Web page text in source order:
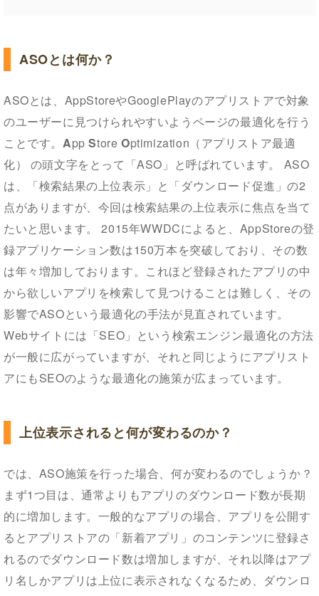
ASOとは何か？
ASOとは、AppStoreやGooglePlayのアプリストアで対象
のユーザーに見つけられやすいようページの最適化を行う
ことです。 AppStoreOptimization（アプリストア最適
化） の頭文字をとって「ASO」と呼ばれています。 ASO
は、「検索結果の上位表示」と「ダウンロード促進」の2
点がありますが、今回は検索結果の上位表示に焦点を当て
たいと思います。 2015年WWDCによると、AppStoreの登
録アプリケーション数は150万本を突破しており、その数
は年々増加しております。これほど登録されたアプリの中
から欲しいアプリを検索して見つけることは難しく、その
影響でASOという最適化の手法が見直されています。
Webサイトには「SEO」という検索エンジン最適化の方法
が一般に広がっていますが、それと同じようにアプリスト
アにもSEOのような最適化の施策が広まっています。
上位表示されると何が変わるのか？
では、ASO施策を行った場合、何が変わるのでしょうか？
まず1つ目は、通常よりもアプリのダウンロード数が長期
的に増加します。一般的なアプリの場合、アプリを公開す
るとアプリストアの「新着アプリ」のコンテンツに登録さ
れるのでダウンロード数は増加しますが、それ以降はアプ
リ名しかアプリは上位に表示されなくなるため、ダウンロ